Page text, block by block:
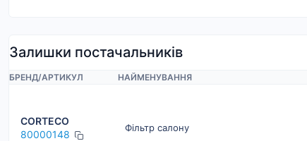
Залишки постачальників
БРЕНД/АРТИКУЛ НАЙМЕНУВАННЯ
CORTECO
80000148
Фільтр салону